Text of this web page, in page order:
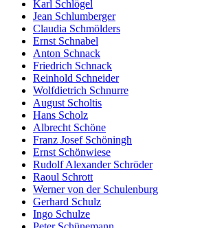
Karl Schlögel
Jean Schlumberger
Claudia Schmölders
Ernst Schnabel
Anton Schnack
Friedrich Schnack
Reinhold Schneider
Wolfdietrich Schnurre
August Scholtis
Hans Scholz
Albrecht Schöne
Franz Josef Schöningh
Ernst Schönwiese
Rudolf Alexander Schröder
Raoul Schrott
Werner von der Schulenburg
Gerhard Schulz
Ingo Schulze